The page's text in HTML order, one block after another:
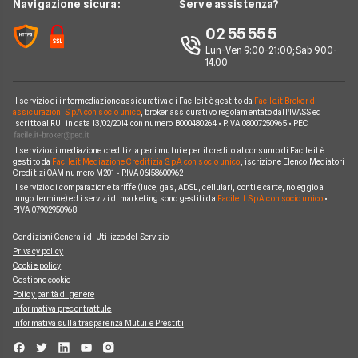
Contatti
Iren
Optima
Sorgenia
Fornitori Energetici
Notizie Luce e Gas
Argomenti in evidenza Gas e Luce
Navigazione sicura: Serve assistenza?
02 55 55 5
Lun-Ven 9:00-21:00; Sab 9.00-
14.00
Il servizio di intermediazione assicurativa di Facile.it è gestito da Facile.it Broker di
assicurazioni S.p.A. con socio unico, broker assicurativo regolamentato dall'IVASS ed
iscritto al RUI in data 13/02/2014 con numero B000480264 • P.IVA 08007250965 • PEC
Il servizio di mediazione creditizia per i mutui e per il credito al consumo di Facile.it è
gestito da Facile.it Mediazione Creditizia S.p.A. con socio unico , iscrizione Elenco Mediatori
Creditizi OAM numero M201 • P.IVA 06158600962
Il servizio di comparazione tariffe (luce, gas, ADSL, cellulari, conti e carte, noleggio a
lungo termine) ed i servizi di marketing sono gestiti da Facile.it S.p.A. con socio unico•
P.IVA 07902950968
Condizioni Generali di Utilizzo del Servizio
Privacy policy
Cookie policy
Gestione cookie
Policy parità di genere
Informativa precontrattule
Informativa sulla trasparenza Mutui e Prestiti